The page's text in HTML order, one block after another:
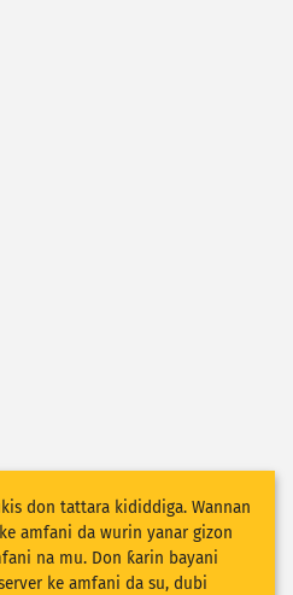
don tattara kididdiga. Wannan
amfani da wurin yanar gizon
na mu. Don ƙarin bayani
ke amfani da su, dubi